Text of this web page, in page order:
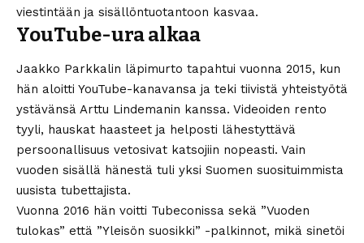
viestintään ja sisällöntuotantoon kasvaa.
YouTube-ura alkaa
Jaakko Parkkalin läpimurto tapahtui vuonna 2015, kun
hän aloitti YouTube-kanavansa ja teki tiivistä yhteistyötä
ystävänsä Arttu Lindemanin kanssa. Videoiden rento
tyyli, hauskat haasteet ja helposti lähestyttävä
persoonallisuus vetosivat katsojiin nopeasti. Vain
vuoden sisällä hänestä tuli yksi Suomen suosituimmista
uusista tubettajista.
Vuonna 2016 hän voitti Tubeconissa sekä ”Vuoden
tulokas” että ”Yleisön suosikki” -palkinnot, mikä sinetöi